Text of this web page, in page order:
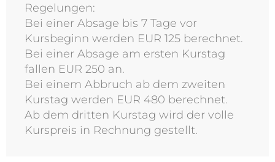
Regelungen:
Bei einer Absage bis 7 Tage vor
Kursbeginn werden EUR 125 berechnet.
Bei einer Absage am ersten Kurstag
fallen EUR 250 an.
Bei einem Abbruch ab dem zweiten
Kurstag werden EUR 480 berechnet.
Ab dem dritten Kurstag wird der volle
Kurspreis in Rechnung gestellt.